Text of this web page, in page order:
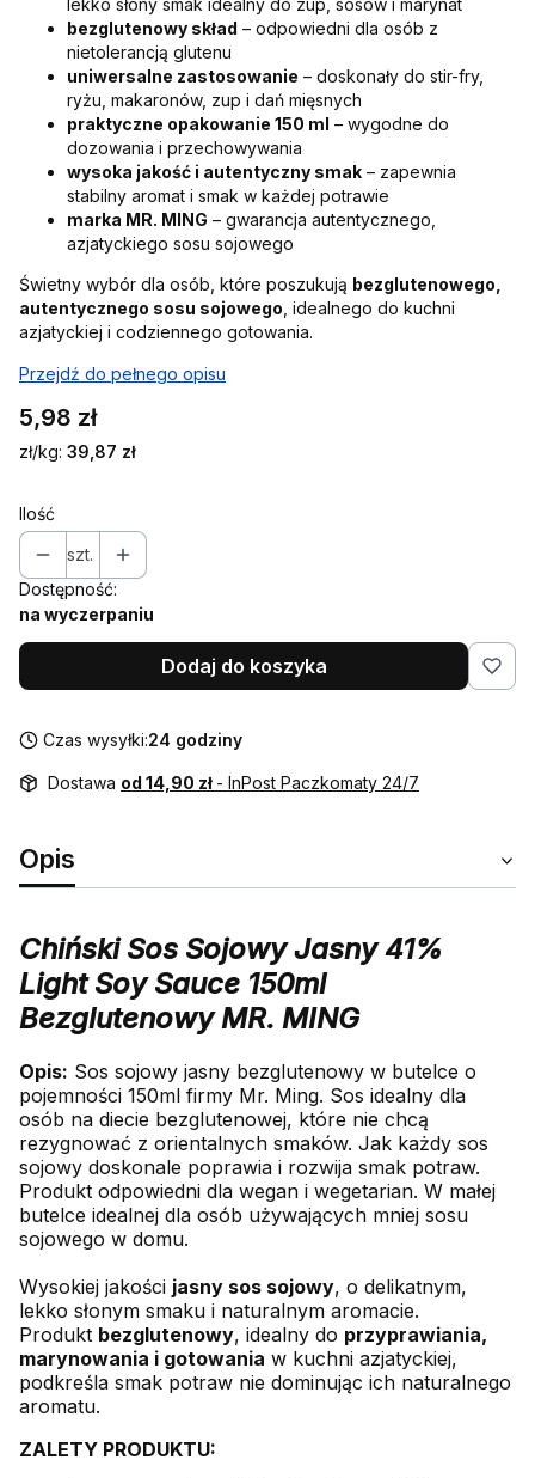
lekko słony smak idealny do zup, sosów i marynat
bezglutenowy skład – odpowiedni dla osób z
nietolerancją glutenu
uniwersalne zastosowanie – doskonały do stir-fry,
ryżu, makaronów, zup i dań mięsnych
praktyczne opakowanie 150 ml – wygodne do
dozowania i przechowywania
wysoka jakość i autentyczny smak – zapewnia
stabilny aromat i smak w każdej potrawie
marka MR. MING – gwarancja autentycznego,
azjatyckiego sosu sojowego
Świetny wybór dla osób, które poszukują bezglutenowego,
autentycznego sosu sojowego , idealnego do kuchni
azjatyckiej i codziennego gotowania.
Przejdź do pełnego opisu
Cena
5,98 zł
zł/kg: 39,87 zł
Ilość
szt.
Dostępność:
na wyczerpaniu
Dodaj do koszyka
Czas wysyłki:24 godziny
Dostawa od 14,90 zł - InPost Paczkomaty 24/7
Opis
Chiński Sos Sojowy Jasny 41%
Light Soy Sauce 150ml
Bezglutenowy MR. MING
Opis: Sos sojowy jasny bezglutenowy w butelce o
pojemności 150ml firmy Mr. Ming. Sos idealny dla
osób na diecie bezglutenowej, które nie chcą
rezygnować z orientalnych smaków. Jak każdy sos
sojowy doskonale poprawia i rozwija smak potraw.
Produkt odpowiedni dla wegan i wegetarian. W małej
butelce idealnej dla osób używających mniej sosu
sojowego w domu.
Wysokiej jakości jasny sos sojowy, o delikatnym,
lekko słonym smaku i naturalnym aromacie.
Produkt bezglutenowy, idealny do przyprawiania,
marynowania i gotowania w kuchni azjatyckiej,
podkreśla smak potraw nie dominując ich naturalnego
aromatu.
ZALETY PRODUKTU: